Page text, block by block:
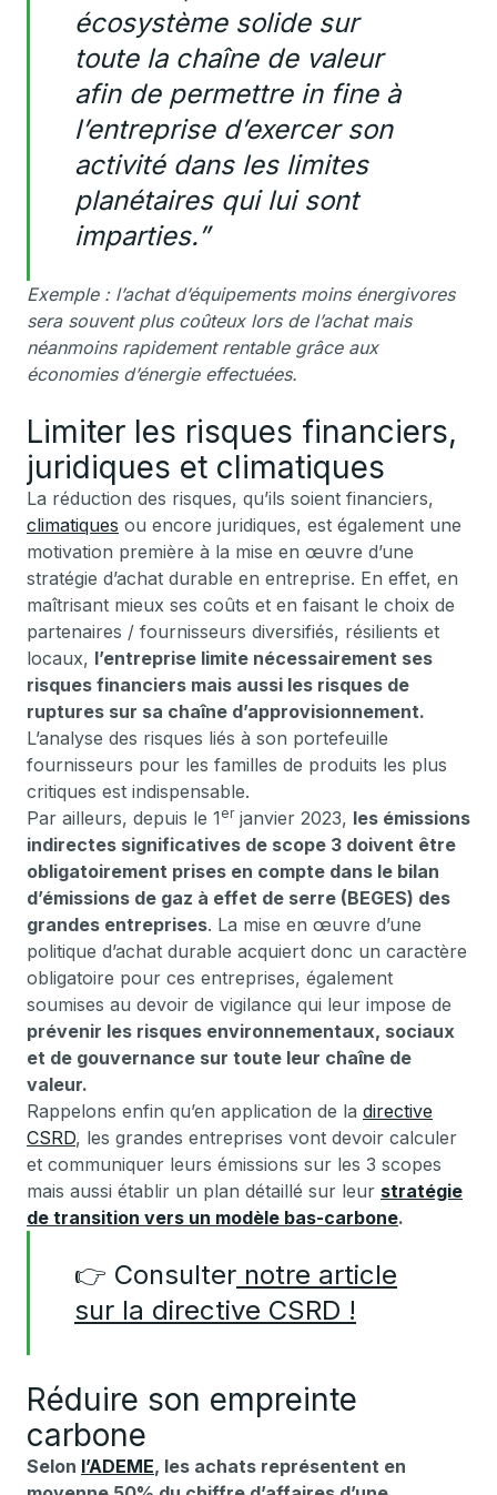
écosystème solide sur
toute la chaîne de valeur
afin de permettre in fine à
l’entreprise d’exercer son
activité dans les limites
planétaires qui lui sont
imparties.”
Exemple : l’achat d’équipements moins énergivores
sera souvent plus coûteux lors de l’achat mais
néanmoins rapidement rentable grâce aux
économies d’énergie effectuées.
Limiter les risques financiers,
juridiques et climatiques
La réduction des risques, qu’ils soient financiers,
climatiques ou encore juridiques, est également une
motivation première à la mise en œuvre d’une
stratégie d’achat durable en entreprise. En effet, en
maîtrisant mieux ses coûts et en faisant le choix de
partenaires / fournisseurs diversifiés, résilients et
locaux, l’entreprise limite nécessairement ses
risques financiers mais aussi les risques de
ruptures sur sa chaîne d’approvisionnement.
L’analyse des risques liés à son portefeuille
fournisseurs pour les familles de produits les plus
critiques est indispensable.
Par ailleurs, depuis le 1erjanvier 2023, les émissions
indirectes significatives de scope 3 doivent être
obligatoirement prises en compte dans le bilan
d’émissions de gaz à effet de serre (BEGES) des
grandes entreprises. La mise en œuvre d’une
politique d’achat durable acquiert donc un caractère
obligatoire pour ces entreprises, également
soumises au devoir de vigilance qui leur impose de
prévenir les risques environnementaux, sociaux
et de gouvernance sur toute leur chaîne de
valeur.
Rappelons enfin qu’en application de la directive
CSRD, les grandes entreprises vont devoir calculer
et communiquer leurs émissions sur les 3 scopes
mais aussi établir un plan détaillé sur leur stratégie
de transition vers un modèle bas-carbone.
👉 Consulter notre article
sur la directive CSRD !
Réduire son empreinte
carbone
Selon l’ADEME, les achats représentent en